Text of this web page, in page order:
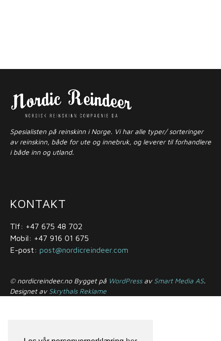
Spesialisten på reinskinn i Norge. Vi har alle typer/ sorteringer
av reinskinn, både for ute og innebruk, og leverer til forhandlere
i både inn og utland.
KONTAKT
Tlf: +47 675 48 702
Mobil: +47 916 01 675
E-post: post@nordicreindeer.com
© nordicreindeer.no Bygget på WordPressav Smart Media AS.
Designet av Skrythals Reklame